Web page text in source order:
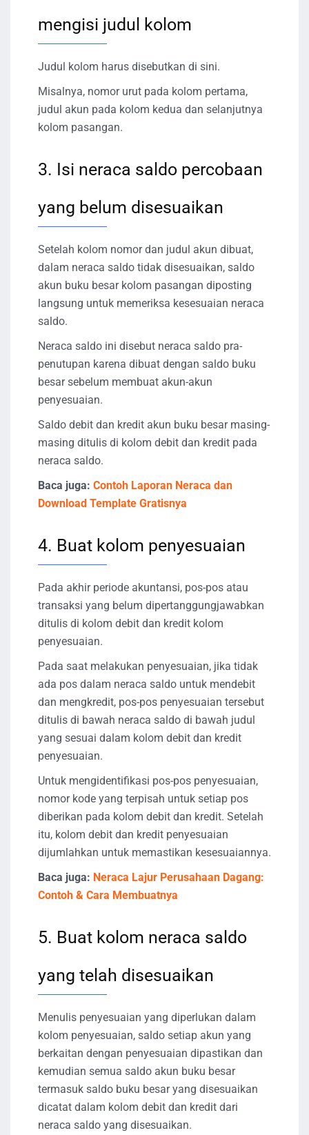
mengisi judul kolom
Judul kolom harus disebutkan di sini.
Misalnya, nomor urut pada kolom pertama,
judul akun pada kolom kedua dan selanjutnya
kolom pasangan.
3. Isi neraca saldo percobaan
yang belum disesuaikan
Setelah kolom nomor dan judul akun dibuat,
dalam neraca saldo tidak disesuaikan, saldo
akun buku besar kolom pasangan diposting
langsung untuk memeriksa kesesuaian neraca
saldo.
Neraca saldo ini disebut neraca saldo pra-
penutupan karena dibuat dengan saldo buku
besar sebelum membuat akun-akun
penyesuaian.
Saldo debit dan kredit akun buku besar masing-
masing ditulis di kolom debit dan kredit pada
neraca saldo.
Baca juga: Contoh Laporan Neraca dan
Download Template Gratisnya
4. Buat kolom penyesuaian
Pada akhir periode akuntansi, pos-pos atau
transaksi yang belum dipertanggungjawabkan
ditulis di kolom debit dan kredit kolom
penyesuaian.
Pada saat melakukan penyesuaian, jika tidak
ada pos dalam neraca saldo untuk mendebit
dan mengkredit, pos-pos penyesuaian tersebut
ditulis di bawah neraca saldo di bawah judul
yang sesuai dalam kolom debit dan kredit
penyesuaian.
Untuk mengidentifikasi pos-pos penyesuaian,
nomor kode yang terpisah untuk setiap pos
diberikan pada kolom debit dan kredit. Setelah
itu, kolom debit dan kredit penyesuaian
dijumlahkan untuk memastikan kesesuaiannya.
Baca juga: Neraca Lajur Perusahaan Dagang:
Contoh & Cara Membuatnya
5. Buat kolom neraca saldo
yang telah disesuaikan
Menulis penyesuaian yang diperlukan dalam
kolom penyesuaian, saldo setiap akun yang
berkaitan dengan penyesuaian dipastikan dan
kemudian semua saldo akun buku besar
termasuk saldo buku besar yang disesuaikan
dicatat dalam kolom debit dan kredit dari
neraca saldo yang disesuaikan.